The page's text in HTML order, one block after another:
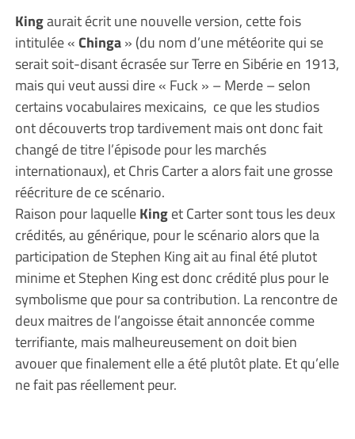
Kingaurait écrit une nouvelle version, cette fois
intitulée «Chinga» (du nom d’une météorite qui se
serait soit-disant écrasée sur Terre en Sibérie en 1913,
mais qui veut aussi dire « Fuck » – Merde – selon
certains vocabulaires mexicains, ce que les studios
ont découverts trop tardivement mais ont donc fait
changé de titre l’épisode pour les marchés
internationaux), et Chris Carter a alors fait une grosse
réécriture de ce scénario.
Raison pour laquelleKinget Carter sont tous les deux
crédités, au générique, pour le scénario alors que la
participation de Stephen King ait au final été plutot
minime et Stephen King est donc crédité plus pour le
symbolisme que pour sa contribution. La rencontre de
deux maitres de l’angoisse était annoncée comme
terrifiante, mais malheureusement on doit bien
avouer que finalement elle a été plutôt plate. Et qu’elle
ne fait pas réellement peur.